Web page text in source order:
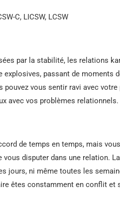
C, LICSW, LCSW
par la stabilité, les relations
explosives, passant de moments
vous sentir ravi avec votre
avec vos problèmes relationnels.
de temps en temps, mais
disputer dans une relation.
jours, ni même toutes les
êtes constamment en conflit et